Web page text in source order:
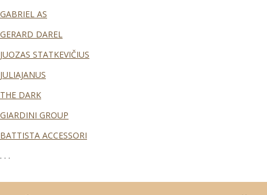
GABRIEL AS
GERARD DAREL
JUOZAS STATKEVIČIUS
JULIAJANUS
THE DARK
GIARDINI GROUP
BATTISTA ACCESSORI
. . .